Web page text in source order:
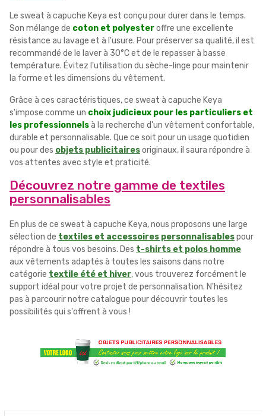
Le sweat à capuche Keya est conçu pour durer dans le temps.
Son mélange de coton et polyesteroffre une excellente
résistance au lavage et à l'usure. Pour préserver sa qualité, il est
recommandé de le laver à 30°C et de le repasser à basse
température. Évitez l'utilisation du sèche-linge pour maintenir
la forme et les dimensions du vêtement.
Grâce à ces caractéristiques, ce sweat à capuche Keya
s'impose comme un choix judicieux pour les particuliers et
les professionnelsà la recherche d'un vêtement confortable,
durable et personnalisable. Que ce soit pour un usage quotidien
ou pour des objets publicitairesoriginaux, il saura répondre à
vos attentes avec style et praticité.
Découvrez notre gamme de textiles
personnalisables
En plus de ce sweat à capuche Keya, nous proposons une large
sélection de textiles et accessoires personnalisablespour
répondre à tous vos besoins. Des t-shirts et polos homme
aux vêtements adaptés à toutes les saisons dans notre
catégorie textile été et hiver, vous trouverez forcément le
support idéal pour votre projet de personnalisation. N'hésitez
pas à parcourir notre catalogue pour découvrir toutes les
possibilités qui s'offrent à vous !